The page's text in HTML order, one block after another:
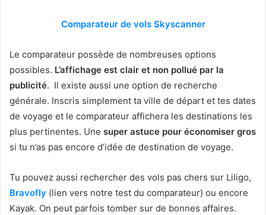
Comparateur de vols Skyscanner
Le comparateur possède de nombreuses options
possibles. L’affichage est clair et non pollué par la
publicité. Il existe aussi une option de recherche
générale. Inscris simplement ta ville de départ et tes dates
de voyage et le comparateur affichera les destinations les
plus pertinentes. Une super astuce pour économiser gros
si tu n’as pas encore d’idée de destination de voyage.
Tu pouvez aussi rechercher des vols pas chers sur Liligo,
Bravofly (lien vers notre test du comparateur) ou encore
Kayak. On peut parfois tomber sur de bonnes affaires.